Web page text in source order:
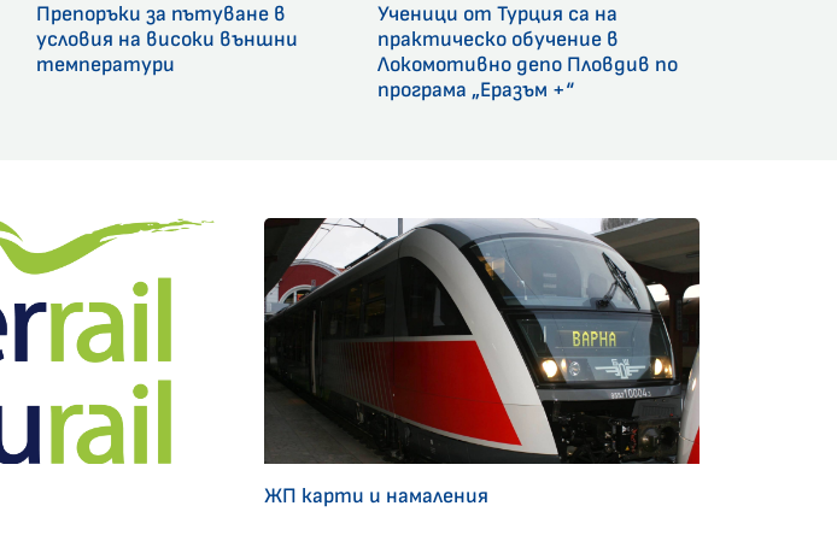
Препоръки за пътуване в
условия на високи външни
температури
Ученици от Турция са на
практическо обучение в
Локомотивно депо Пловдив по
програма „Еразъм +“
ЖП карти и намаления